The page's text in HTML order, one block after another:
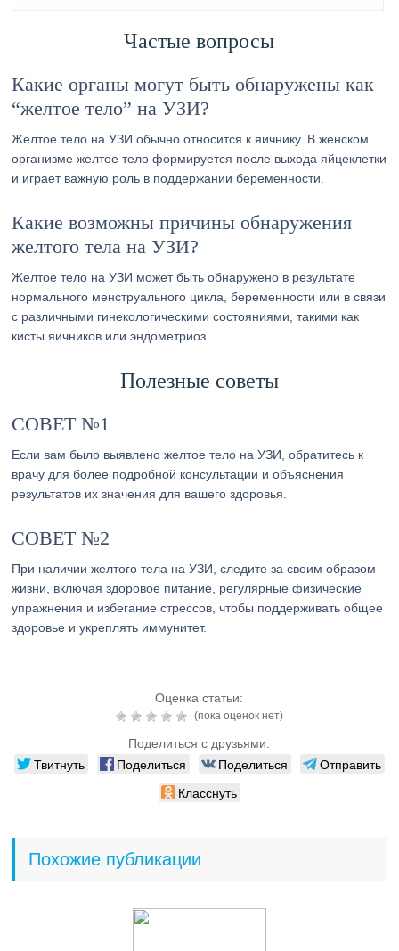
Частые вопросы
Какие органы могут быть обнаружены как
“желтое тело” на УЗИ?
Желтое тело на УЗИ обычно относится к яичнику. В женском
организме желтое тело формируется после выхода яйцеклетки
и играет важную роль в поддержании беременности.
Какие возможны причины обнаружения
желтого тела на УЗИ?
Желтое тело на УЗИ может быть обнаружено в результате
нормального менструального цикла, беременности или в связи
с различными гинекологическими состояниями, такими как
кисты яичников или эндометриоз.
Полезные советы
СОВЕТ №1
Если вам было выявлено желтое тело на УЗИ, обратитесь к
врачу для более подробной консультации и объяснения
результатов их значения для вашего здоровья.
СОВЕТ №2
При наличии желтого тела на УЗИ, следите за своим образом
жизни, включая здоровое питание, регулярные физические
упражнения и избегание стрессов, чтобы поддерживать общее
здоровье и укреплять иммунитет.
Оценка статьи:
(пока оценок нет)
Поделиться с друзьями:
Твитнуть Поделиться Поделиться
Отправить
Класснуть
Похожие публикации